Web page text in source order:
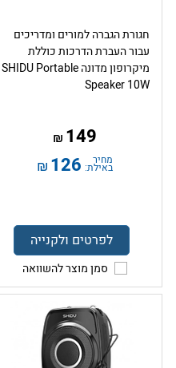
חגורת הגברה למורים ומדריכים
עבור העברת הדרכות כוללת
מיקרופון מדונה SHIDU Portable
Speaker 10W
149
₪
מחיר
באילת: 126
₪
לפרטים ולקנייה
סמן מוצר להשוואה